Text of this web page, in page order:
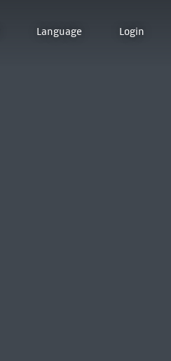
Language Login